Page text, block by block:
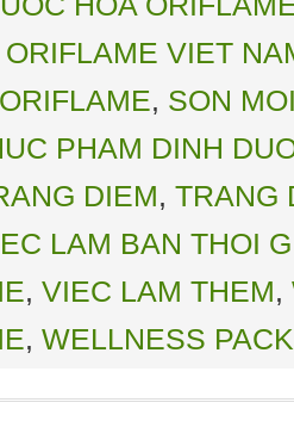
ORIFLAME VIET
, SON
PHAM DINH
DIEM, TRANG
LAM BAN THOI
, VIEC LAM THEM,
, WELLNESS